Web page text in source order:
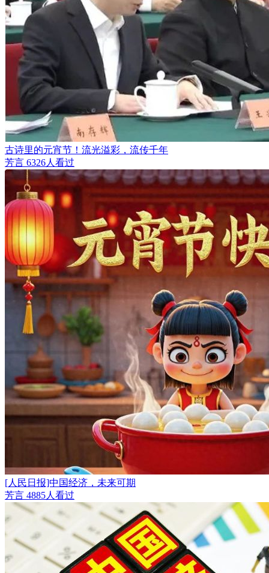
古诗里的元宵节！流光溢彩，流传千年
芳言 6326人看过
[人民日报]中国经济，未来可期
芳言 4885人看过